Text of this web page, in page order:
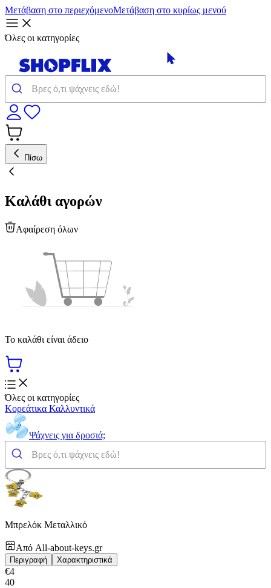
Μετάβαση στο περιεχόμενοΜετάβαση στο κυρίως μενού
Όλες οι κατηγορίες
Πίσω
Καλάθι αγορών
Αφαίρεση όλων
Το καλάθι είναι άδειο
Όλες οι κατηγορίες
Κορεάτικα Καλλυντικά
Ψάχνεις για δροσιά;
Μπρελόκ Μεταλλικό
Από All-about-keys.gr
Περιγραφή Χαρακτηριστικά
€4
40